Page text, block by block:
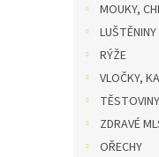
MOUKY,
LUŠTĚNINY
RÝŽE
VLOČKY,
TĚSTOVINY
ZDRAVÉ
OŘECHY